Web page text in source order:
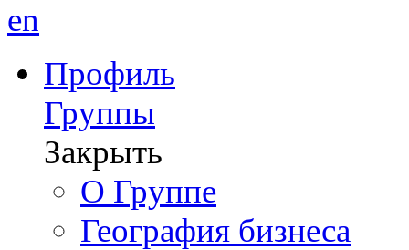
en
Профиль
Группы
Закрыть
О Группе
География бизнеса